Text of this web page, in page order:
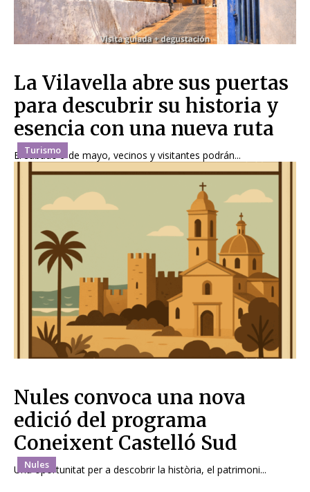
Turismo
La Vilavella abre sus puertas
para descubrir su historia y
esencia con una nueva ruta
El sábado 9 de mayo, vecinos y visitantes podrán...
Nules
Nules convoca una nova
edició del programa
Coneixent Castelló Sud
Una oportunitat per a descobrir la història, el patrimoni...